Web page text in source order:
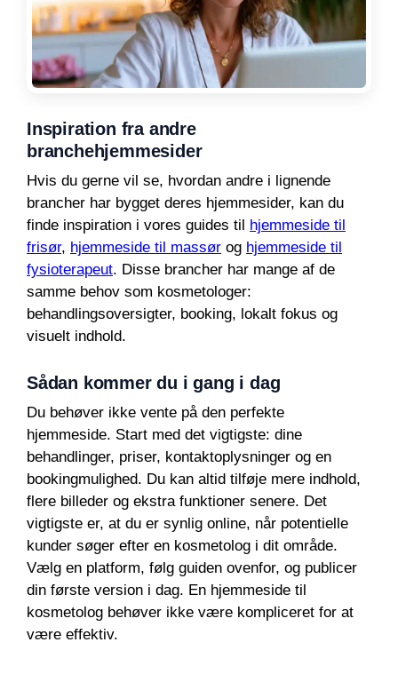
Inspiration fra andre
branchehjemmesider
Hvis du gerne vil se, hvordan andre i lignende
brancher har bygget deres hjemmesider, kan du
finde inspiration i vores guides til hjemmeside til
frisør, hjemmeside til massør og hjemmeside til
fysioterapeut. Disse brancher har mange af de
samme behov som kosmetologer:
behandlingsoversigter, booking, lokalt fokus og
visuelt indhold.
Sådan kommer du i gang i dag
Du behøver ikke vente på den perfekte
hjemmeside. Start med det vigtigste: dine
behandlinger, priser, kontaktoplysninger og en
bookingmulighed. Du kan altid tilføje mere indhold,
flere billeder og ekstra funktioner senere. Det
vigtigste er, at du er synlig online, når potentielle
kunder søger efter en kosmetolog i dit område.
Vælg en platform, følg guiden ovenfor, og publicer
din første version i dag. En hjemmeside til
kosmetolog behøver ikke være kompliceret for at
være effektiv.